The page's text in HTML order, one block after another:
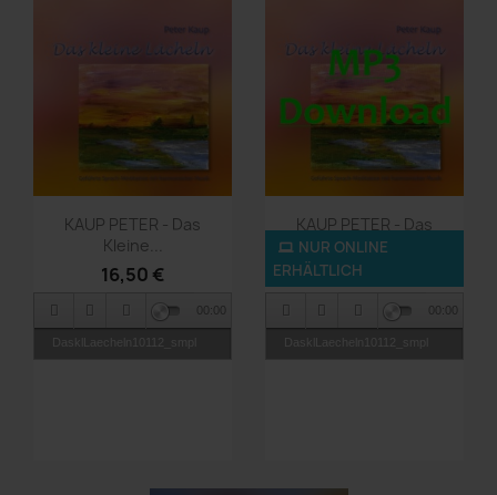
Vorschau
KAUP PETER - Das
Kleine...
16,50 €
00:00
Vorschau
KAUP PETER - Das
Kleine...
9,90 €
NUR ONLINE
ERHÄLTLICH
00:00